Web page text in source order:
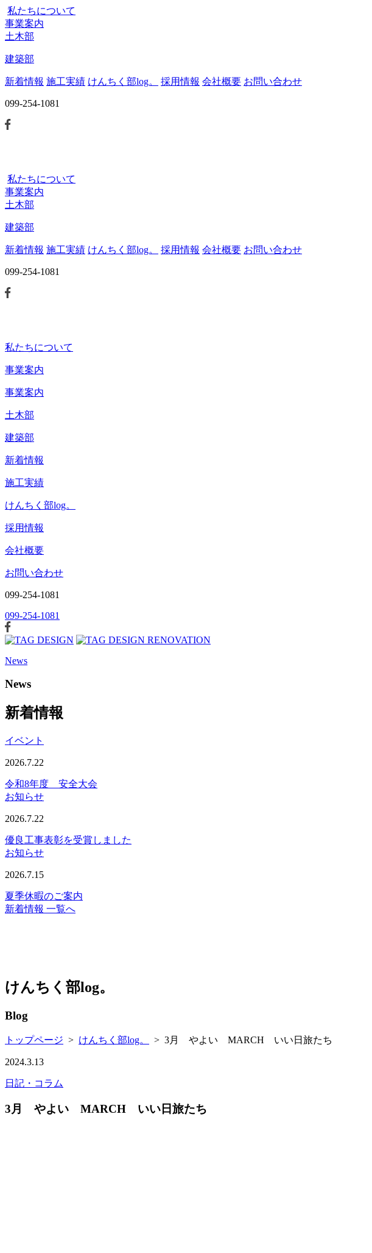
私たちについて
事業案内
土木部
建築部
新着情報 施工実績 けんちく部log。 採用情報 会社概要 お問い合わせ
099-254-1081
私たちについて
事業案内
土木部
建築部
新着情報 施工実績 けんちく部log。 採用情報 会社概要 お問い合わせ
099-254-1081
私たちについて
事業案内
事業案内
土木部
建築部
新着情報
施工実績
けんちく部log。
採用情報
会社概要
お問い合わせ
099-254-1081
099-254-1081
News
News
新着情報
イベント
2026.7.22
令和8年度 安全大会
お知らせ
2026.7.22
優良工事表彰を受賞しました
お知らせ
2026.7.15
夏季休暇のご案内
新着情報 一覧へ
けんちく部log。
Blog
トップページ > けんちく部log。 > 3月 やよい MARCH いい日旅たち
2024.3.13
日記・コラム
3月 やよい MARCH いい日旅たち